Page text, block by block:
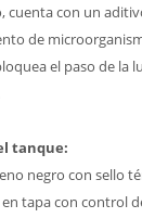
cuenta con un
de
el paso de la
tanque:
negro con sello
tapa con control